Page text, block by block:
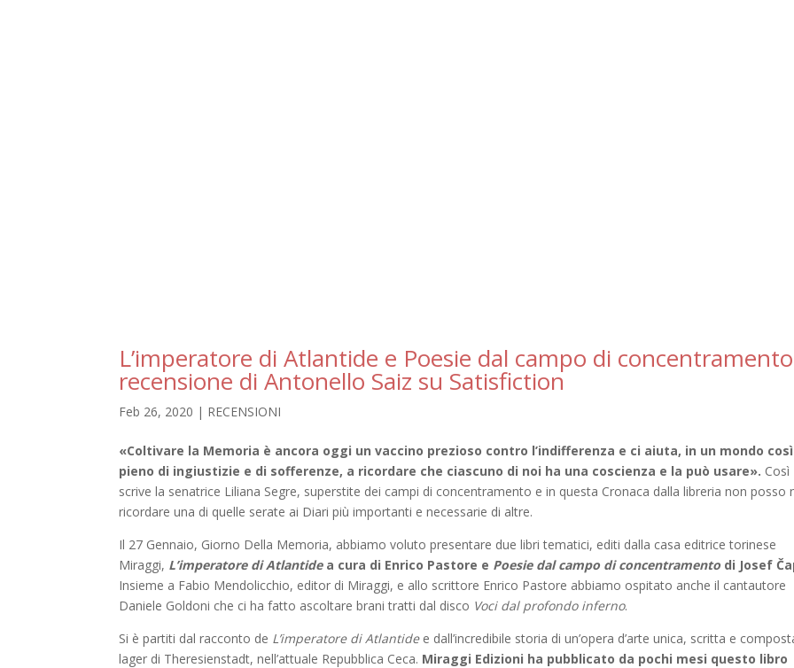
L’imperatore di Atlantide e Poesie dal campo di
recensione di Antonello Saiz su Satisfiction
Feb 26, 2020 | RECENSIONI
«Coltivare la Memoria è ancora oggi un vaccino prezioso contro l’indifferenza e ci aiuta, in un mondo così
pieno di ingiustizie e di sofferenze, a ricordare che ciascuno di noi ha una coscienza e la può usare». Così
scrive la senatrice Liliana Segre, superstite dei campi di concentramento e in questa Cronaca dalla libreria non posso
ricordare una di quelle serate ai Diari più importanti e necessarie di altre.
Il 27 Gennaio, Giorno Della Memoria, abbiamo voluto presentare due libri tematici, editi dalla casa editrice torinese
Miraggi, L’imperatore di Atlantidea cura di Enrico Pastore e Poesie dal campo di concentramento di Josef
Insieme a Fabio Mendolicchio, editor di Miraggi, e allo scrittore Enrico Pastore abbiamo ospitato anche il cantautore
Daniele Goldoni che ci ha fatto ascoltare brani tratti dal disco Voci dal profondo inferno.
Si è partiti dal racconto de L’imperatore di Atlantidee dall’incredibile storia di un’opera d’arte unica, scritta e
lager di Theresienstadt, nell’attuale Repubblica Ceca. Miraggi Edizioni ha pubblicato da pochi mesi questo libro